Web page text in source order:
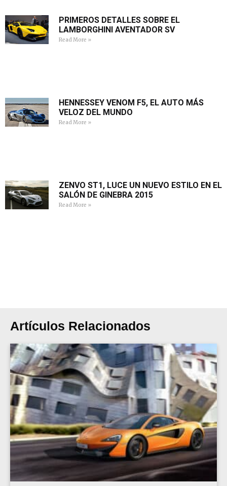
PRIMEROS DETALLES SOBRE EL
LAMBORGHINI AVENTADOR SV
Read More »
HENNESSEY VENOM F5, EL AUTO MÁS
VELOZ DEL MUNDO
Read More »
ZENVO ST1, LUCE UN NUEVO ESTILO EN EL
SALÓN DE GINEBRA 2015
Read More »
Artículos Relacionados